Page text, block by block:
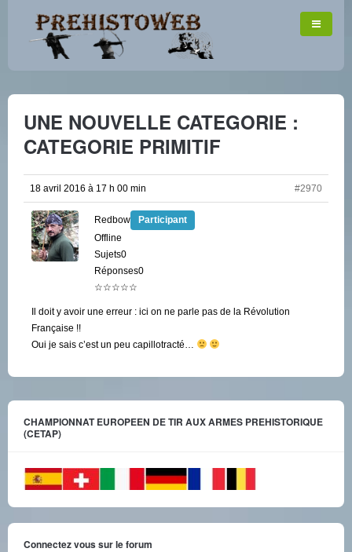
UNE NOUVELLE CATEGORIE :
CATEGORIE PRIMITIF
18 avril 2016 à 17 h 00 min #2970
Redbow
Participant
Offline
Sujets0
Réponses0
☆☆☆☆☆
Il doit y avoir une erreur : ici on ne parle pas de la Révolution
Française !!
Oui je sais c’est un peu capillotracté…
CHAMPIONNAT EUROPEEN DE TIR AUX ARMES PREHISTORIQUE
(CETAP)
Connectez vous sur le forum